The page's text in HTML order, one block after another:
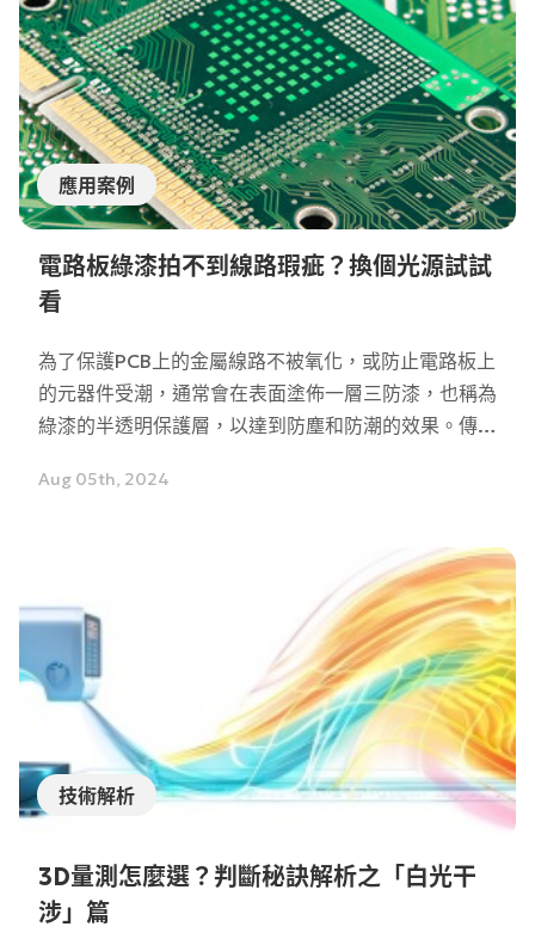
應用案例
電路板綠漆拍不到線路瑕疵？換個光源試試
看
為了保護PCB上的金屬線路不被氧化，或防止電路板上
的元器件受潮，通常會在表面塗佈一層三防漆，也稱為
綠漆的半透明保護層，以達到防塵和防潮的效果。傳統
到綠漆的影響，導致金屬線路與樹脂層的對比度降低，
配能接收NIR波長的相機，這樣就能穿透表面的綠漆塗
Aug 05th, 2024
技術解析
3D量測怎麼選？判斷秘訣解析之「白光干
涉」篇